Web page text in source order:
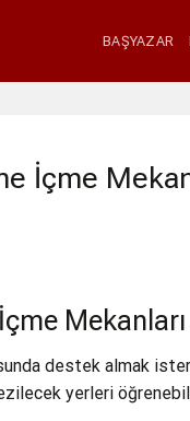
BAŞYAZAR
İçme
Mekanları
destek almak
yerleri